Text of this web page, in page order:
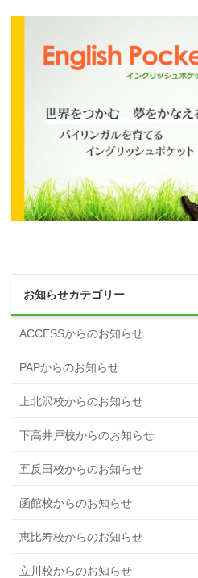
お知らせカテゴリー
ACCESSからのお知らせ
PAPからのお知らせ
上北沢校からのお知らせ
下高井戸校からのお知らせ
五反田校からのお知らせ
函館校からのお知らせ
恵比寿校からのお知らせ
立川校からのお知らせ